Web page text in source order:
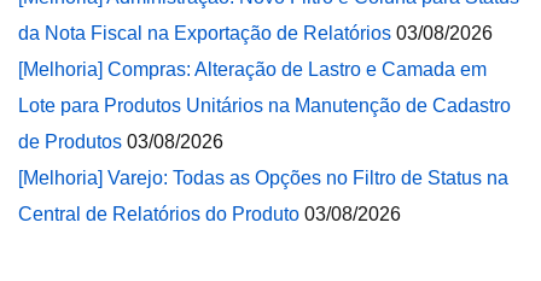
da Nota Fiscal na Exportação de Relatórios 03/08/2026
[Melhoria] Compras: Alteração de Lastro e Camada em
Lote para Produtos Unitários na Manutenção de Cadastro
de Produtos 03/08/2026
[Melhoria] Varejo: Todas as Opções no Filtro de Status na
Central de Relatórios do Produto 03/08/2026